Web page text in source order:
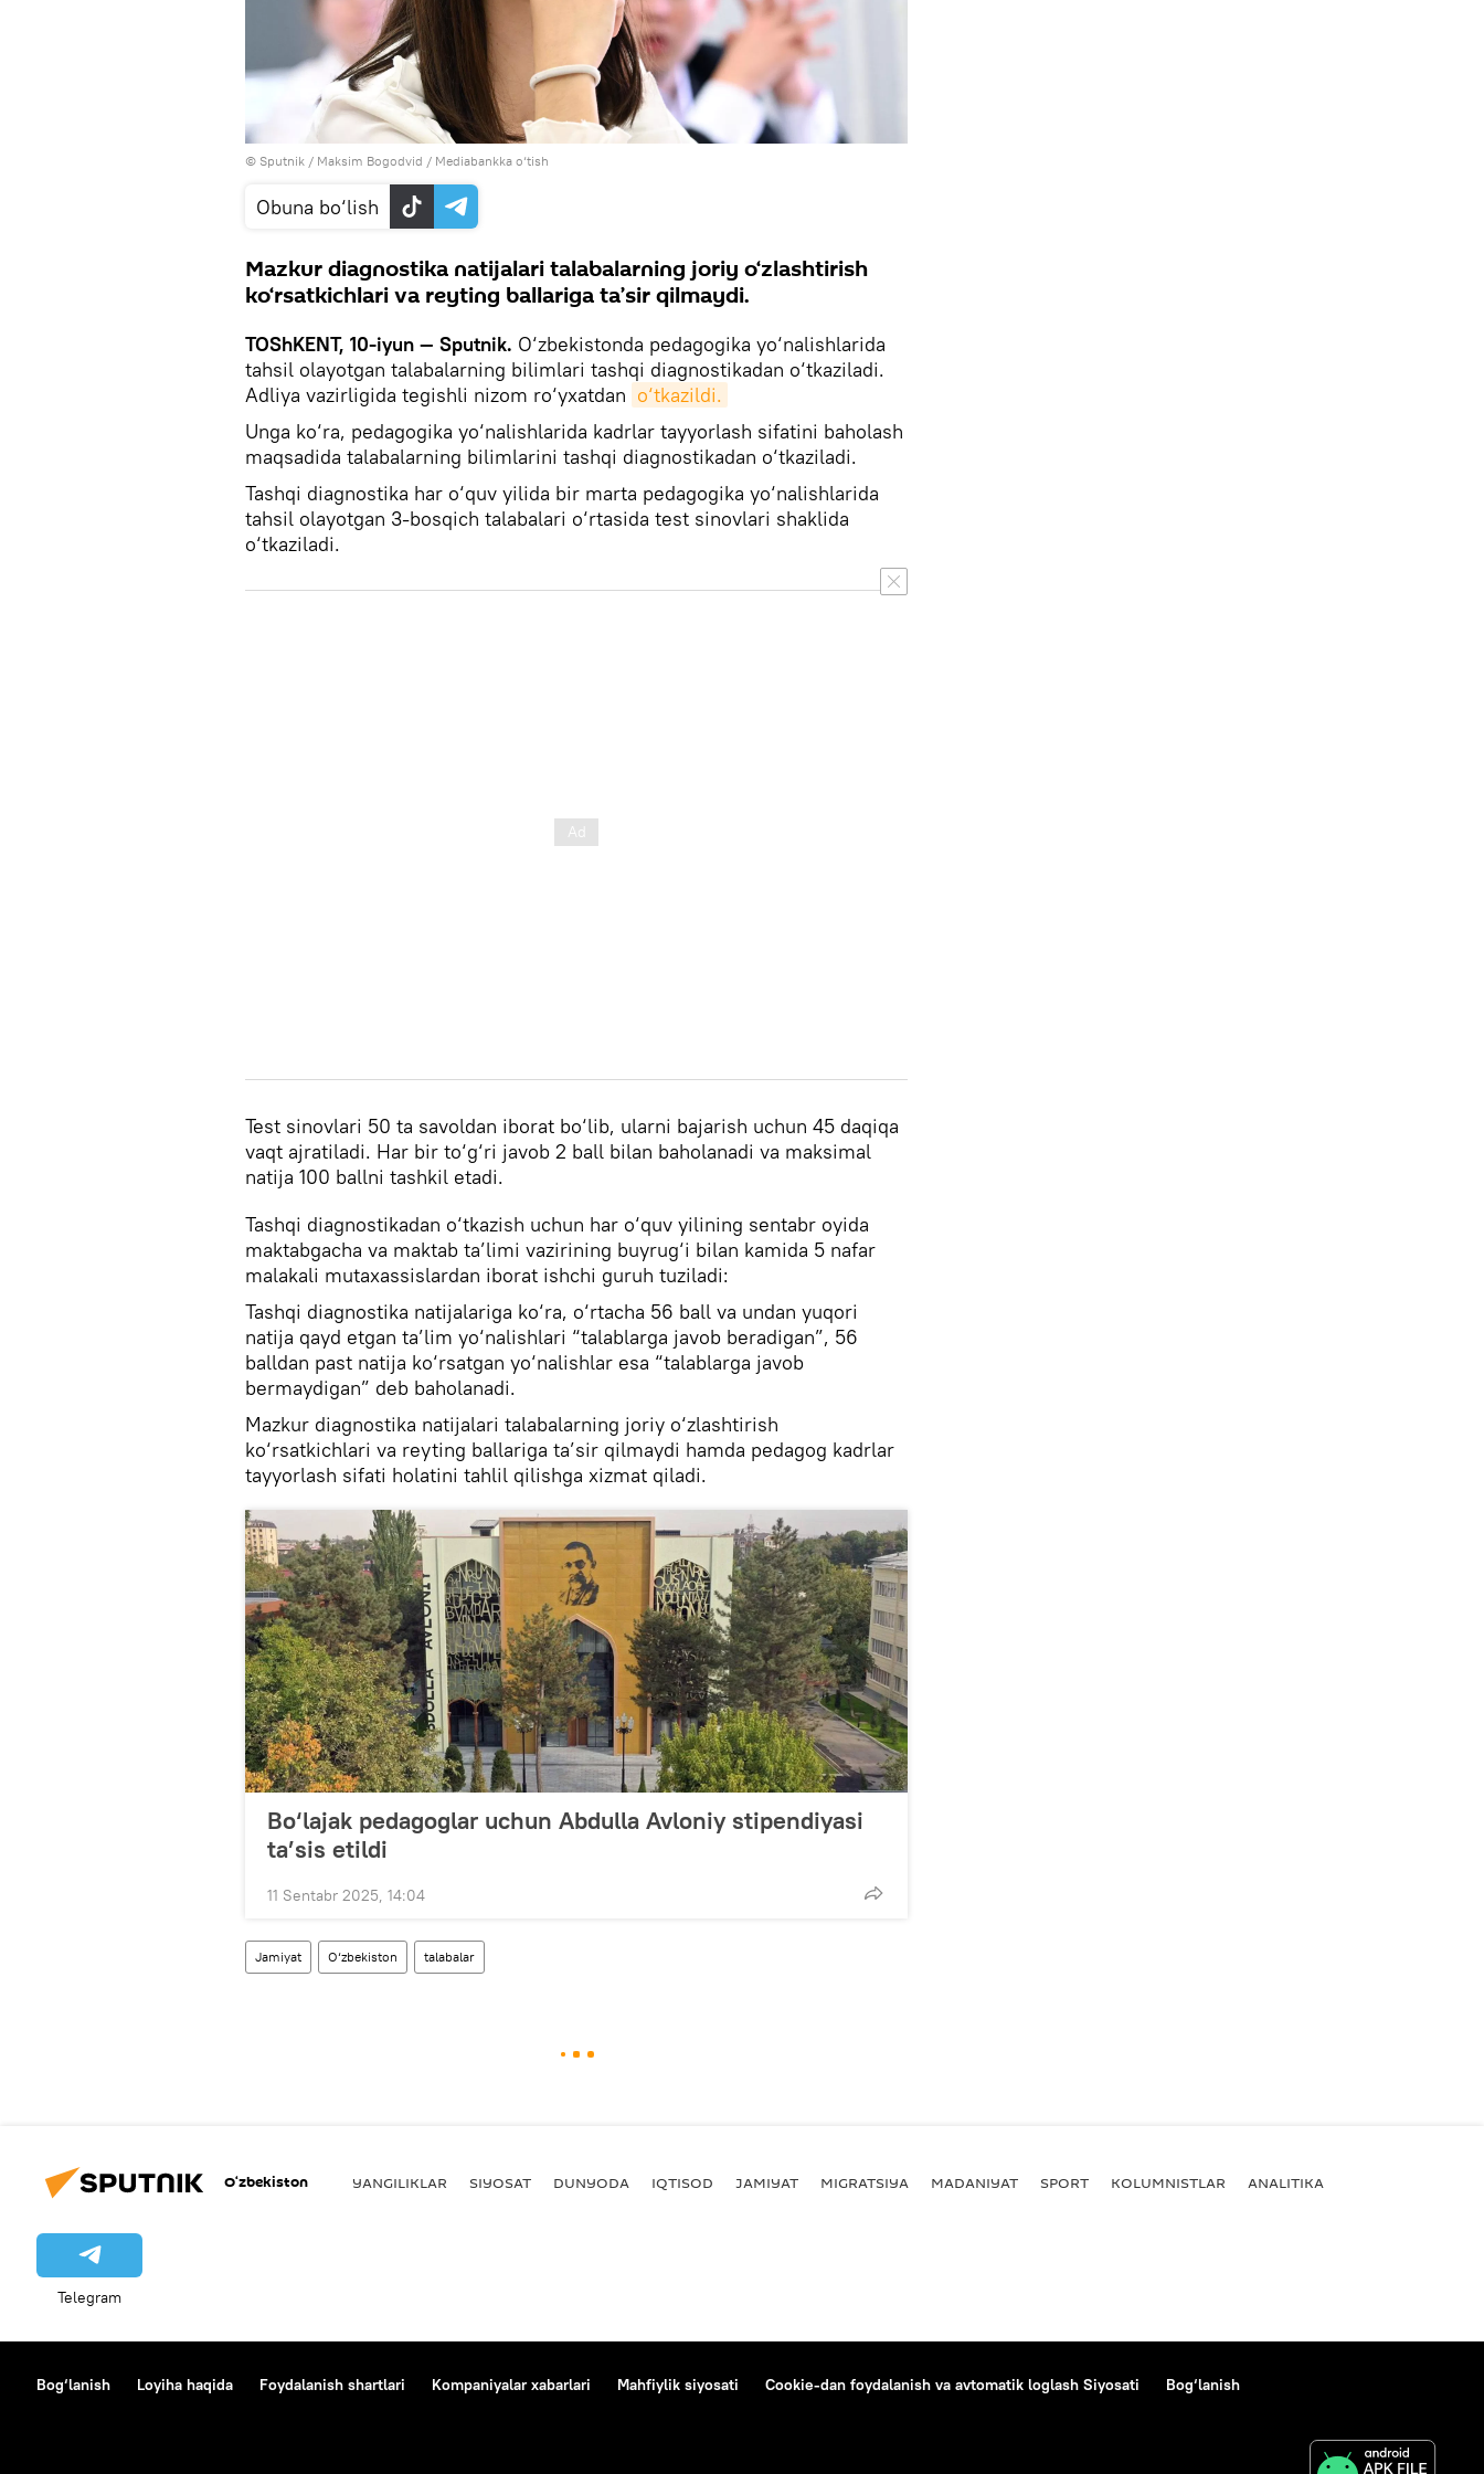
© Sputnik / Maksim Bogodvid / Mediabankka o‘tish
Obuna bo‘lish
Mazkur diagnostika natijalari talabalarning joriy o‘zlashtirish
ko‘rsatkichlari va reyting ballariga ta’sir qilmaydi.
TOShKENT, 10-iyun — Sputnik. O‘zbekistonda pedagogika yo‘nalishlarida
tahsil olayotgan talabalarning bilimlari tashqi diagnostikadan o‘tkaziladi.
Adliya vazirligida tegishli nizom ro‘yxatdan o‘tkazildi.
Unga ko‘ra, pedagogika yo‘nalishlarida kadrlar tayyorlash sifatini baholash
maqsadida talabalarning bilimlarini tashqi diagnostikadan o‘tkaziladi.
Tashqi diagnostika har o‘quv yilida bir marta pedagogika yo‘nalishlarida
tahsil olayotgan 3-bosqich talabalari o‘rtasida test sinovlari shaklida
o‘tkaziladi.
Test sinovlari 50 ta savoldan iborat bo‘lib, ularni bajarish uchun 45 daqiqa
vaqt ajratiladi. Har bir to‘g‘ri javob 2 ball bilan baholanadi va maksimal
natija 100 ballni tashkil etadi.
Tashqi diagnostikadan o‘tkazish uchun har o‘quv yilining sentabr oyida
maktabgacha va maktab ta’limi vazirining buyrug‘i bilan kamida 5 nafar
malakali mutaxassislardan iborat ishchi guruh tuziladi:
Tashqi diagnostika natijalariga ko‘ra, o‘rtacha 56 ball va undan yuqori
natija qayd etgan ta’lim yo‘nalishlari “talablarga javob beradigan”, 56
balldan past natija ko‘rsatgan yo‘nalishlar esa “talablarga javob
bermaydigan” deb baholanadi.
Mazkur diagnostika natijalari talabalarning joriy o‘zlashtirish
ko‘rsatkichlari va reyting ballariga ta’sir qilmaydi hamda pedagog kadrlar
tayyorlash sifati holatini tahlil qilishga xizmat qiladi.
Bo‘lajak pedagoglar uchun Abdulla Avloniy stipendiyasi
ta’sis etildi
11 Sentabr 2025, 14:04
Jamiyat O‘zbekiston talabalar
O‘zbekiston YANGILIKLAR SIYOSAT DUNYODA IQTISOD JAMIYAT MIGRATSIYA MADANIYAT SPORT KOLUMNISTLAR ANALITIKA
Telegram
Bog‘lanish Loyiha haqida Foydalanish shartlari Kompaniyalar xabarlari Mahfiylik siyosati Cookie-dan foydalanish va avtomatik loglash Siyosati Bog‘lanish